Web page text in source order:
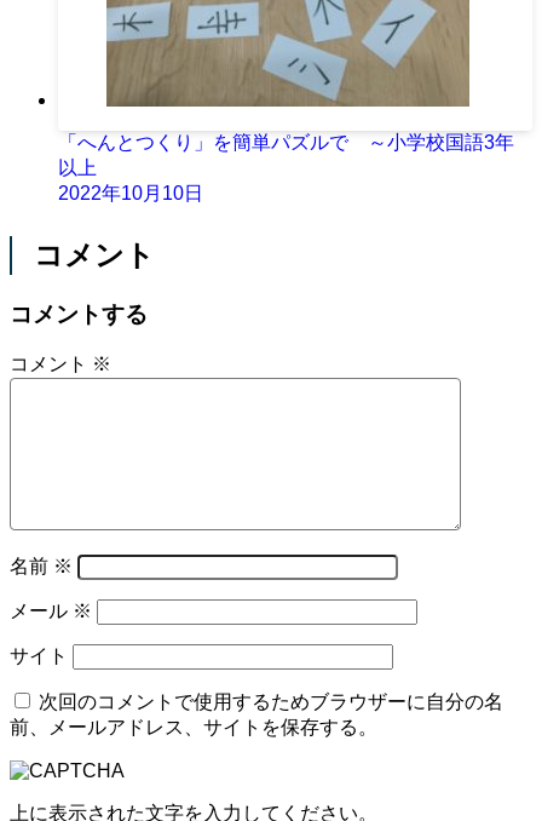
「へんとつくり」を簡単パズルで ～小学校国語3年
以上
2022年10月10日
コメント
コメントする
コメント ※
名前 ※
メール ※
サイト
次回のコメントで使用するためブラウザーに自分の名
前、メールアドレス、サイトを保存する。
上に表示された文字を入力してください。